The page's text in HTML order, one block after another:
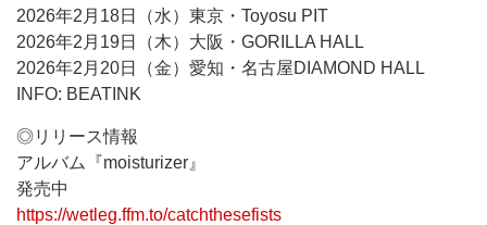
2026年2月18日（水）東京・Toyosu PIT
2026年2月19日（木）大阪・GORILLA HALL
2026年2月20日（金）愛知・名古屋DIAMOND HALL
INFO: BEATINK
◎リリース情報
アルバム『moisturizer』
発売中
https://wetleg.ffm.to/catchthesefists